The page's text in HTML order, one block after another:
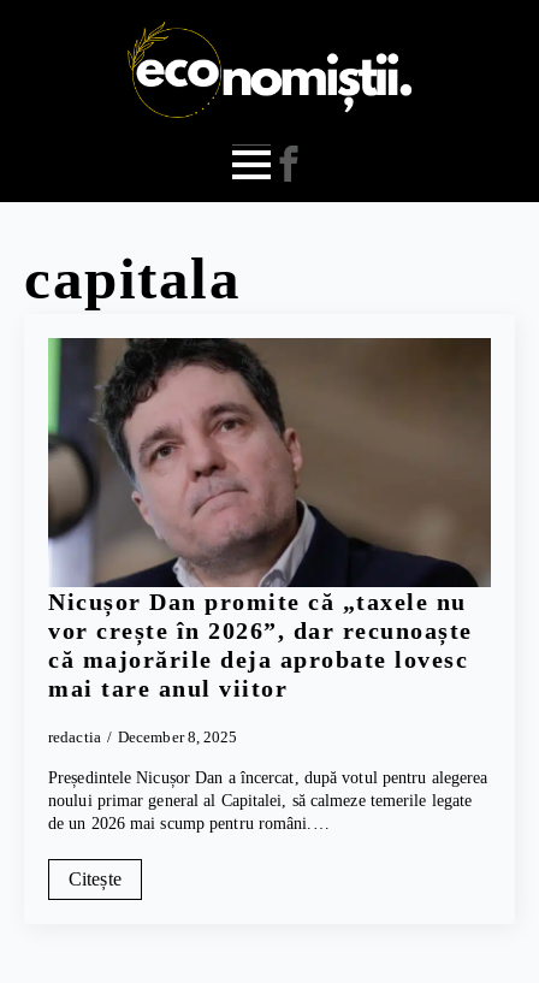
capitala
Nicușor Dan promite că „taxele nu
vor crește în 2026”, dar recunoaște
că majorările deja aprobate lovesc
mai tare anul viitor
redactia December 8, 2025
Președintele Nicușor Dan a încercat, după votul pentru alegerea
noului primar general al Capitalei, să calmeze temerile legate
de un 2026 mai scump pentru români.…
Citește